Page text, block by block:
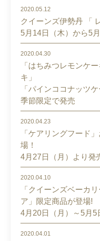
2020.05.12
クイーンズ伊勢丹 「
5月14日（木）から5
2020.04.30
「はちみつレモンケ
キ」
「パインココナッツ
季節限定で発売
2020.04.23
「ケアリングフード
場！
4月27日（月）より発
2020.04.10
「クイーンズベーカ
ア」限定商品が登場!
4月20日（月）～5月5
2020.04.01